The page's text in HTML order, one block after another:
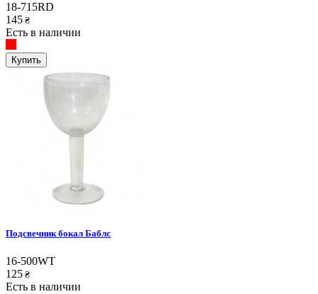
18-715RD
145 ₴
Есть в наличии
Купить
Подсвечник бокал Баблс
16-500WT
125 ₴
Есть в наличии